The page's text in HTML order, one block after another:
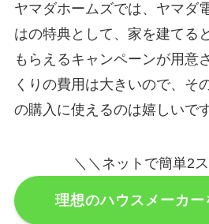
ヤマダホームズでは、ヤマダ
はの特典として、家を建てる
もらえるキャンペーンが用意
くりの費用は大きいので、そ
の購入に使えるのは嬉しいで
＼＼ネットで簡単2
理想のハウスメーカ